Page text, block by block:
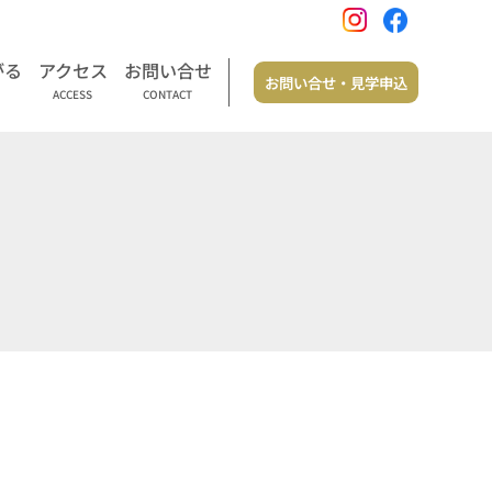
アクセス
ACCESS
お問い合せ
CONTACT
お問い合せ・見学申込